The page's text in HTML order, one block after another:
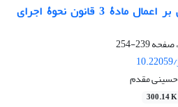
اثر دادخواست ورشکستگی بر اعمال مادۀ 3 قانون نحوۀ اجرای
239-254
حسینی مقدم
300.14 K